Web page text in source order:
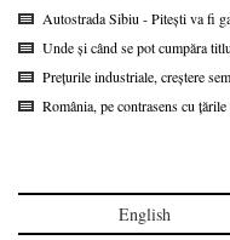
Autostrada Sibiu - Pitești va fi
Unde și când se pot cumpăra
Prețurile industriale, creștere
România, pe contrasens cu
English